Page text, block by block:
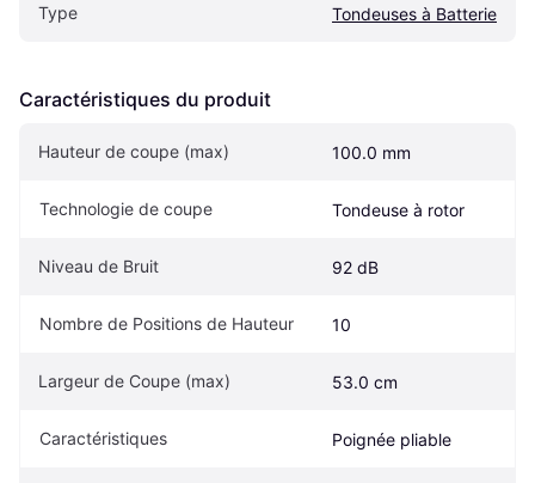
Type Tondeuses à Batterie
Caractéristiques du produit
Hauteur de coupe (max) 100.0 mm
Technologie de coupe Tondeuse à rotor
Niveau de Bruit 92 dB
Nombre de Positions de Hauteur 10
Largeur de Coupe (max) 53.0 cm
Caractéristiques Poignée pliable